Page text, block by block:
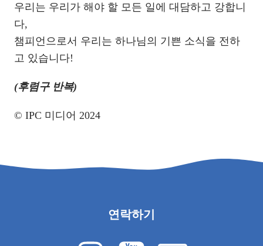
우리는 우리가 해야 할 모든 일에 대담하고 강합니
다,
챔피언으로서 우리는 하나님의 기쁜 소식을 전하
고 있습니다!
(후렴구 반복)
© IPC 미디어 2024
연락하기